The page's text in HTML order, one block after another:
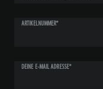
ARTIKELNUMMER*
DEINE E-MAIL ADRESSE*